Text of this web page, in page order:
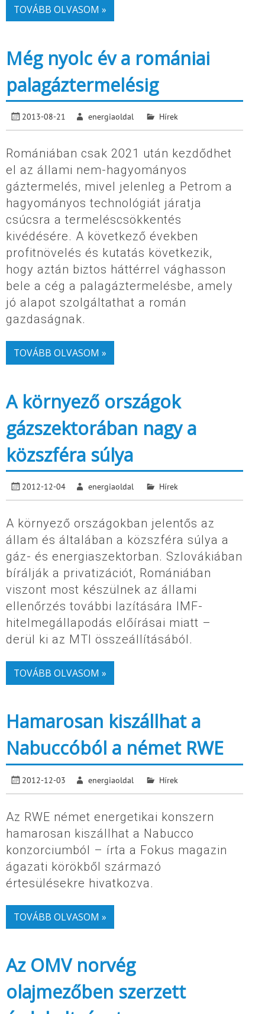
TOVÁBB OLVASOM »
Még nyolc év a romániai
palagáztermelésig
2013-08-21 energiaoldal Hírek
Romániában csak 2021 után kezdődhet
el az állami nem-hagyományos
gáztermelés, mivel jelenleg a Petrom a
hagyományos technológiát járatja
csúcsra a termeléscsökkentés
kivédésére. A következő években
profitnövelés és kutatás következik,
hogy aztán biztos háttérrel vághasson
bele a cég a palagáztermelésbe, amely
jó alapot szolgáltathat a román
gazdaságnak.
TOVÁBB OLVASOM »
A környező országok
gázszektorában nagy a
közszféra súlya
2012-12-04 energiaoldal Hírek
A környező országokban jelentős az
állam és általában a közszféra súlya a
gáz- és energiaszektorban. Szlovákiában
bírálják a privatizációt, Romániában
viszont most készülnek az állami
ellenőrzés további lazítására IMF-
hitelmegállapodás előírásai miatt –
derül ki az MTI összeállításából.
TOVÁBB OLVASOM »
Hamarosan kiszállhat a
Nabuccóból a német RWE
2012-12-03 energiaoldal Hírek
Az RWE német energetikai konszern
hamarosan kiszállhat a Nabucco
konzorciumból – írta a Fokus magazin
ágazati körökből származó
értesülésekre hivatkozva.
TOVÁBB OLVASOM »
Az OMV norvég
olajmezőben szerzett